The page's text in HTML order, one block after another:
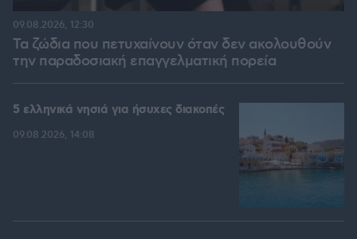
Τα ζώδια που πετυχαίνουν όταν δεν ακολουθούν
την παραδοσιακή επαγγελματική πορεία
09.08.2026, 12:30
5 ελληνικά νησιά για ήσυχες διακοπές
09.08.2026, 14:08